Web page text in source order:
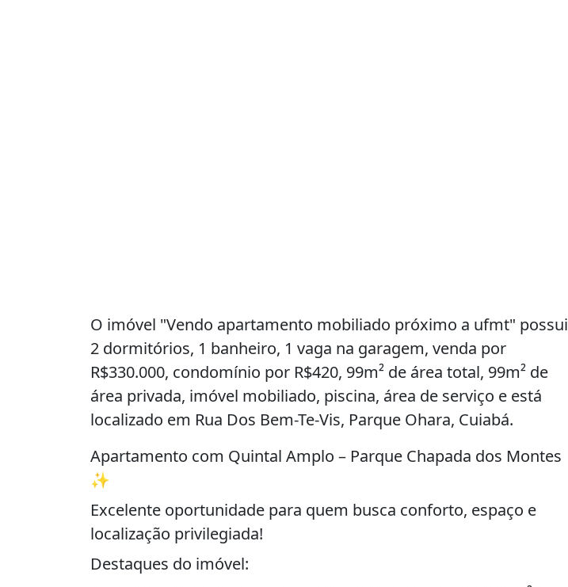
O imóvel "Vendo apartamento mobiliado próximo a ufmt" possui
2 dormitórios, 1 banheiro, 1 vaga na garagem, venda por
R$330.000, condomínio por R$420, 99m² de área total, 99m² de
área privada, imóvel mobiliado, piscina, área de serviço e está
localizado em Rua Dos Bem-Te-Vis, Parque Ohara, Cuiabá.
Apartamento com Quintal Amplo – Parque Chapada dos Montes
✨
Excelente oportunidade para quem busca conforto, espaço e
localização privilegiada!
Destaques do imóvel: